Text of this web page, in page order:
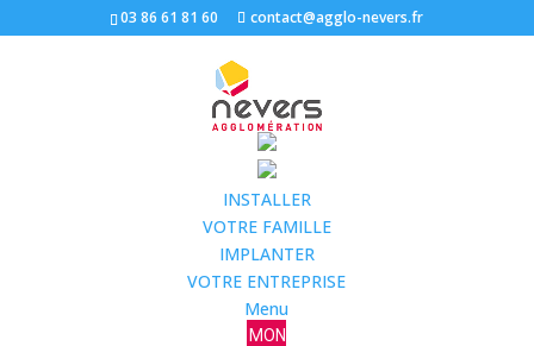
03 86 61 81 60 contact@agglo-nevers.fr
INSTALLER
VOTRE FAMILLE
IMPLANTER
VOTRE ENTREPRISE
Menu
MON